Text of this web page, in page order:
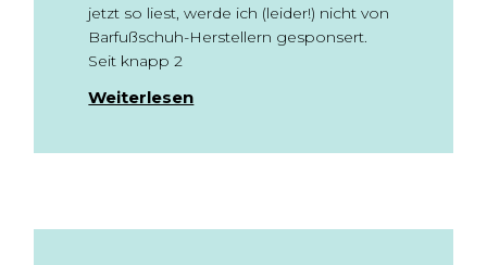
jetzt so liest, werde ich (leider!) nicht von
Barfußschuh-Herstellern gesponsert.
Seit knapp 2
Weiterlesen